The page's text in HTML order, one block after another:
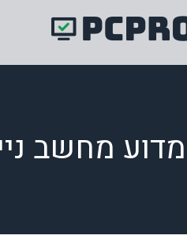
מדוע מחשב